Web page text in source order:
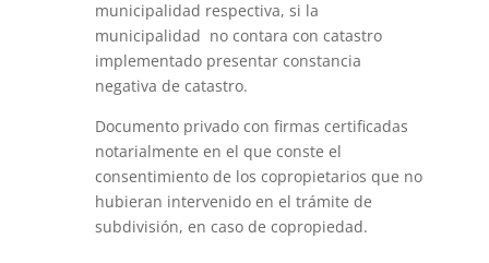
municipalidad respectiva, si la
municipalidad no contara con catastro
implementado presentar constancia
negativa de catastro.
Documento privado con firmas certificadas
notarialmente en el que conste el
consentimiento de los copropietarios que no
hubieran intervenido en el trámite de
subdivisión, en caso de copropiedad.